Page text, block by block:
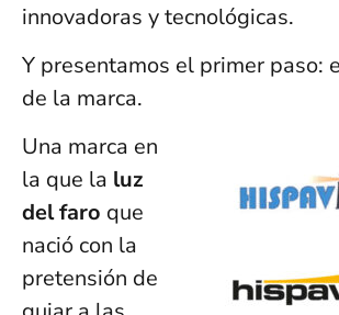
innovadoras y tecnológicas.
Y presentamos el primer paso:
de la marca.
Una marca en
la que la luz
del faro que
nació con la
pretensión de